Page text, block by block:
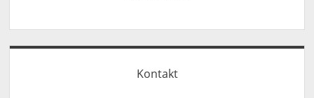
Kontakt